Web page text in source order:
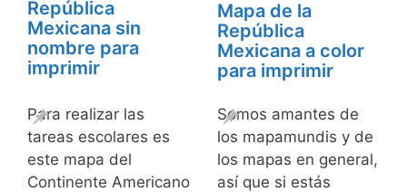
República
Mexicana sin
nombre para
imprimir
Mapa de la
República
Mexicana a color
para imprimir
Para realizar las
tareas escolares es
este mapa del
Continente Americano
Somos amantes de
los mapamundis y de
los mapas en general,
así que si estás